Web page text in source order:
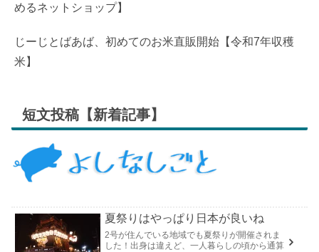
めるネットショップ】
じーじとばあば、初めてのお米直販開始【令和7年収穫
米】
短文投稿【新着記事】
夏祭りはやっぱり日本が良いね
2号が住んでいる地域でも夏祭りが開催されま
した！出身は違えど、一人暮らしの頃から通算